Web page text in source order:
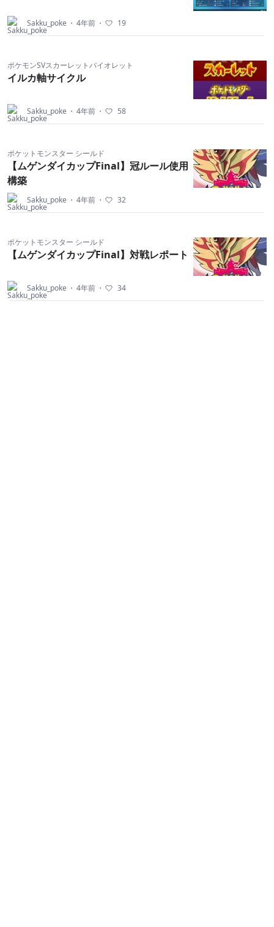
Sakku_poke ・ 4年前 ・ 19
ポケモンSVスカーレットバイオレット
イルカ軸サイクル
Sakku_poke ・ 4年前 ・ 58
ポケットモンスター シールド
【ムゲンダイカップFinal】冠ルール使用
構築
Sakku_poke ・ 4年前 ・ 32
ポケットモンスター シールド
【ムゲンダイカップFinal】対戦レポート
Sakku_poke ・ 4年前 ・ 34